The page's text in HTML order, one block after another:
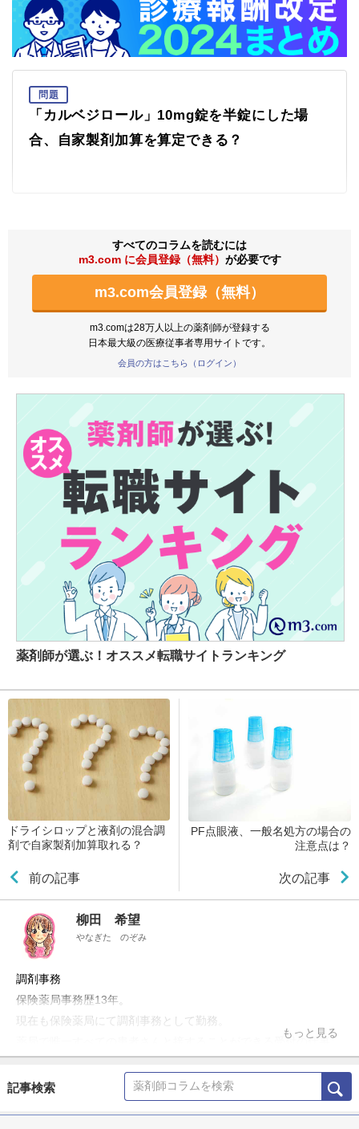
問題
「カルベジロール」10mg錠を半錠にした場
合、自家製剤加算を算定できる？
すべてのコラムを読むには
m3.com に会員登録（無料） が必要です
m3.com会員登録（無料）
m3.comは28万人以上の薬剤師が登録する
日本最大級の医療従事者専用サイトです。
会員の方はこちら（ログイン）
薬剤師が選ぶ！オススメ転職サイトランキング
ドライシロップと液剤の混合調
剤で自家製剤加算取れる？
前の記事
PF点眼液、一般名処方の場合の
注意点は？
次の記事
柳田 希望
やなぎた のぞみ
調剤事務
保険薬局事務歴13年。
現在も保険薬局にて調剤事務として勤務。
薬局で唯一すべての患者さんと接することができる受付の仕事
に、やりがいと楽しさを感じ、天職だと思っている。社内の調剤
過誤防止対策の管理や新店舗の立ち上げ、後輩の指導にも携わ
る。休憩時間は趣味の読書を満喫する日々。
もっと見る
記事検索